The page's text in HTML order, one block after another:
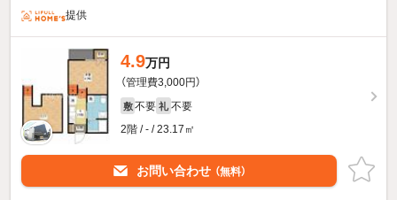
提供
4.9万円
（管理費3,000円）
敷 不要 礼 不要
2階 / - / 23.17㎡
お問い合わせ （無料）